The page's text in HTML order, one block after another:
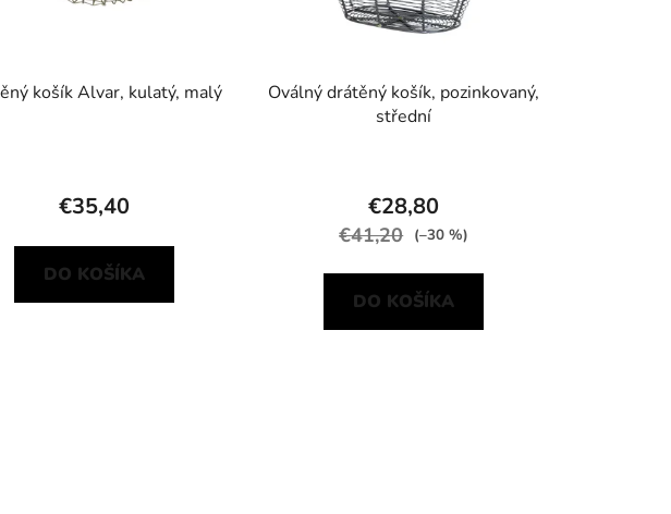
košík Alvar, kulatý, malý
€35,40
DO KOŠÍKA
Oválný drátěný košík, pozinkovaný,
střední
€28,80
€41,20 (–30 %)
DO KOŠÍKA